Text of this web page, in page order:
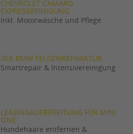
CHEVROLET CAMARO
EXPRESSREINIGUNG
Inkl. Motorwäsche und Pflege
3ER BMW FELGENREPARATUR
Smartrepair & Intensivereinigung
LEASINGAUFBEREITUNG FÜR MINI
ONE
Hundehaare entfernen &